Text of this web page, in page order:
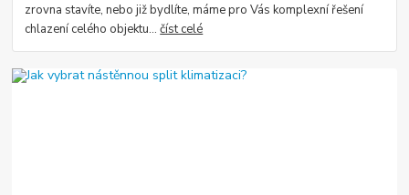
zrovna stavíte, nebo již bydlíte, máme pro Vás komplexní řešení
chlazení celého objektu...číst celé